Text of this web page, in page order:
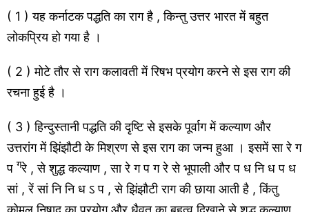
( 1 ) यह कर्नाटक पद्धति का राग है , किन्तु उत्तर भारत में बहुत
लोकप्रिय हो गया है ।
( 2 ) मोटे तौर से राग कलावती में रिषभ प्रयोग करने से इस राग की
रचना हुई है ।
( 3 ) हिन्दुस्तानी पद्धति की दृष्टि से इसके पूर्वाग में कल्याण और
उत्तरांग में झिंझौटी के मिश्रण से इस राग का जन्म हुआ । इसमें सा रे ग
प गरे , से शुद्ध कल्याण , सा रे ग प ग रे से भूपाली और प ध नि ध प ध
सां , रें सां नि नि ध ऽ प , से झिंझौटी राग की छाया आती है , किंतु